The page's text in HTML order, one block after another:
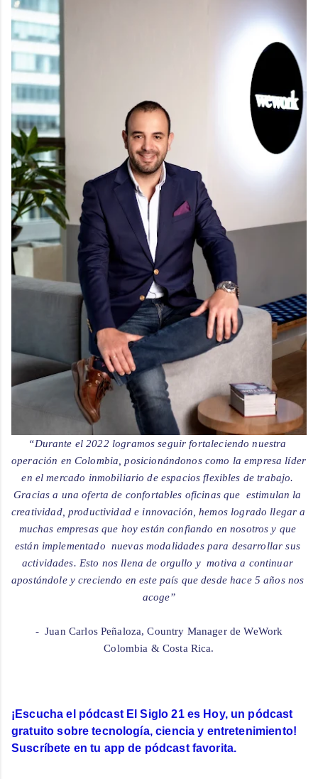
“Durante el 2022 logramos seguir fortaleciendo nuestra
operación en Colombia, posicionándonos como la empresa líder
en el mercado inmobiliario de espacios flexibles de trabajo.
Gracias a una oferta de confortables oficinas que  estimulan la
creatividad, productividad e innovación, hemos logrado llegar a
muchas empresas que hoy están confiando en nosotros y que
están implementado  nuevas modalidades para desarrollar sus
actividades. Esto nos llena de orgullo y  motiva a continuar
apostándole y creciendo en este país que desde hace 5 años nos
acoge”
- Juan Carlos Peñaloza, Country Manager de WeWork
¡Escucha el pódcast El Siglo 21 es Hoy, un pódcast
gratuito sobre tecnología, ciencia y entretenimiento!
Suscríbete en tu app de pódcast favorita.